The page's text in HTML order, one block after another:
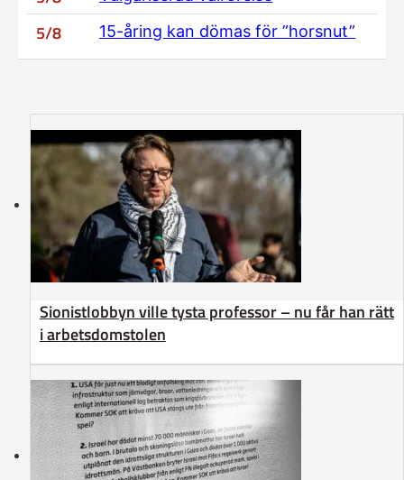
5/8 15-åring kan dömas för ”horsnut”
Sionistlobbyn ville tysta professor – nu får han rätt
i arbetsdomstolen